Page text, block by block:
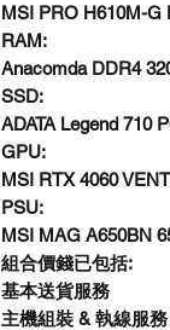
MSI PRO H610M-G
RAM:
Anacomda DDR4
SSD:
ADATA Legend 710
GPU:
MSI RTX 4060
PSU:
MSI MAG A650BN
組合價錢已包括:
基本送貨服務
主機組裝 & 執線服務